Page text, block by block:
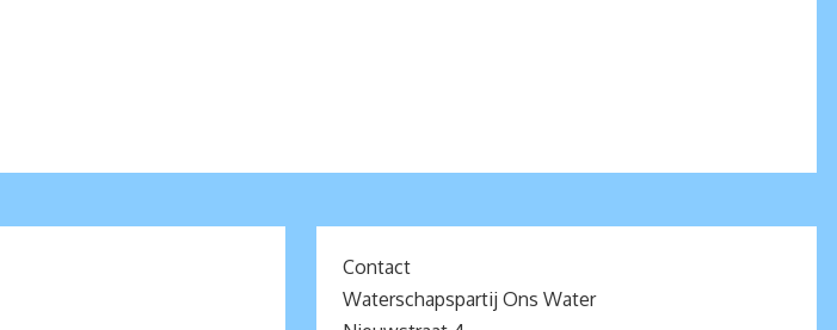
Contact
Waterschapspartij Ons Water